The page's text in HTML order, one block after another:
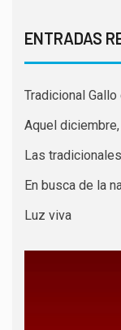
ENTRADAS
Tradicional
Aquel
Las
En busca de la
Luz viva